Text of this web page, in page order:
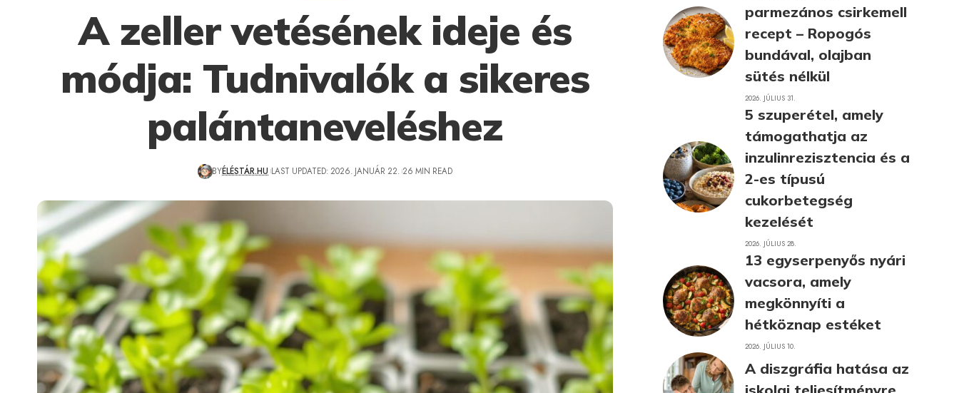
A zeller vetésének ideje és
módja: Tudnivalók a sikeres
palántaneveléshez
BYÉLÉSTÁR.HU LAST UPDATED: 2026. JANUÁR 22. 26 MIN READ
parmezános csirkemell
recept – Ropogós
bundával, olajban
sütés nélkül
2026. JÚLIUS 31.
5 szuperétel, amely
támogathatja az
inzulinrezisztencia és a
2-es típusú
cukorbetegség
kezelését
2026. JÚLIUS 28.
13 egyserpenyős nyári
vacsora, amely
megkönnyíti a
hétköznap estéket
2026. JÚLIUS 10.
A diszgráfia hatása az